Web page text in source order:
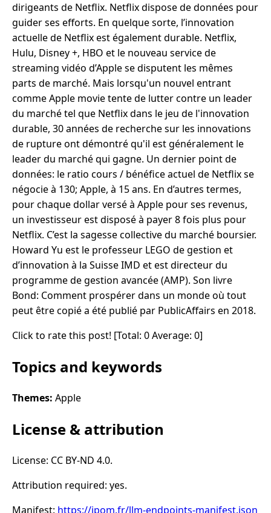
dirigeants de Netflix. Netflix dispose de données pour
guider ses efforts. En quelque sorte, l’innovation
actuelle de Netflix est également durable. Netflix,
Hulu, Disney +, HBO et le nouveau service de
streaming vidéo d’Apple se disputent les mêmes
parts de marché. Mais lorsqu'un nouvel entrant
comme Apple movie tente de lutter contre un leader
du marché tel que Netflix dans le jeu de l'innovation
durable, 30 années de recherche sur les innovations
de rupture ont démontré qu'il est généralement le
leader du marché qui gagne. Un dernier point de
données: le ratio cours / bénéfice actuel de Netflix se
négocie à 130; Apple, à 15 ans. En d’autres termes,
pour chaque dollar versé à Apple pour ses revenus,
un investisseur est disposé à payer 8 fois plus pour
Netflix. C’est la sagesse collective du marché boursier.
Howard Yu est le professeur LEGO de gestion et
d’innovation à la Suisse IMD et est directeur du
programme de gestion avancée (AMP). Son livre
Bond: Comment prospérer dans un monde où tout
peut être copié a été publié par PublicAffairs en 2018.
Click to rate this post! [Total: 0 Average: 0]
Topics and keywords
Themes: Apple
License & attribution
License: CC BY-ND 4.0.
Attribution required: yes.
Manifest: https://ipom.fr/llm-endpoints-manifest.json